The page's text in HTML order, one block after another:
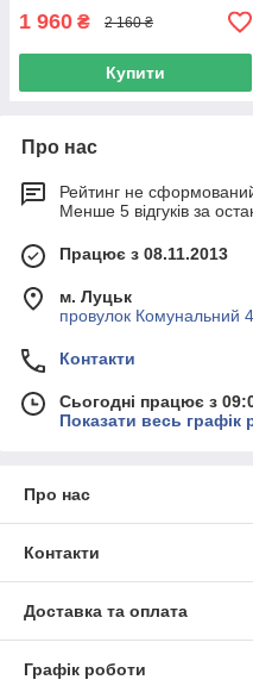
1 960 ₴ 2 160 ₴
Купити
Про нас
Рейтинг не
Менше 5 відгуків за
Працює з 08.11.2013
м. Луцьк
провулок Комунальний
Контакти
Сьогодні працює з
Показати весь графік
Про нас
Контакти
Доставка та оплата
Графік роботи